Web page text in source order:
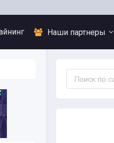
Наши партнеры